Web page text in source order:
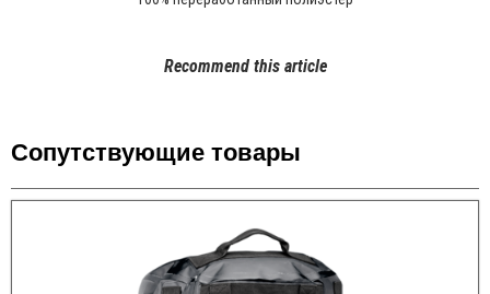
Recommend this article
Сопутствующие товары